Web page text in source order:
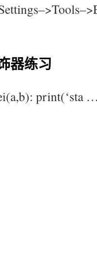
器练习
print(‘sta